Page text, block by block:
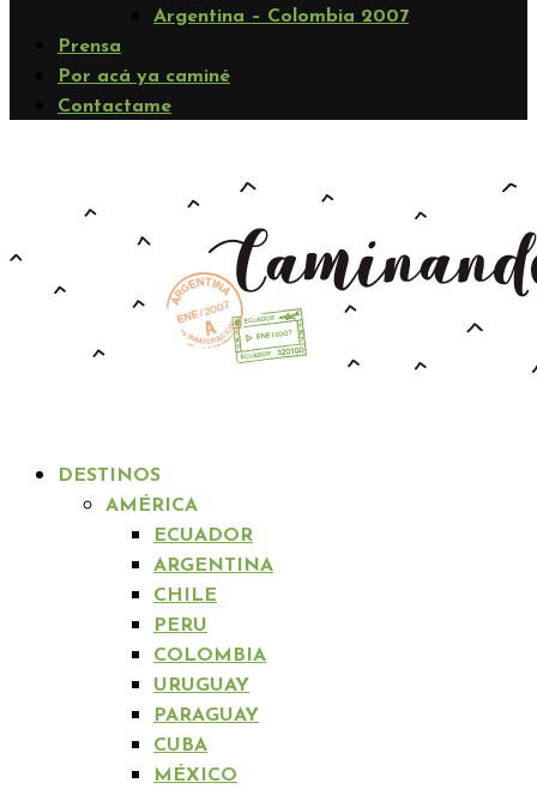
Argentina – Colombia 2007
Prensa
Por acá ya caminé
Contactame
DESTINOS
AMÉRICA
ECUADOR
ARGENTINA
CHILE
PERU
COLOMBIA
URUGUAY
PARAGUAY
CUBA
MÉXICO